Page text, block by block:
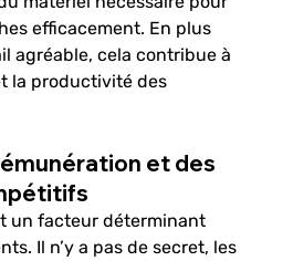
efficacement. En plus
agréable, cela contribue à
la productivité des
et des
un facteur déterminant
Il n’y a pas de secret, les